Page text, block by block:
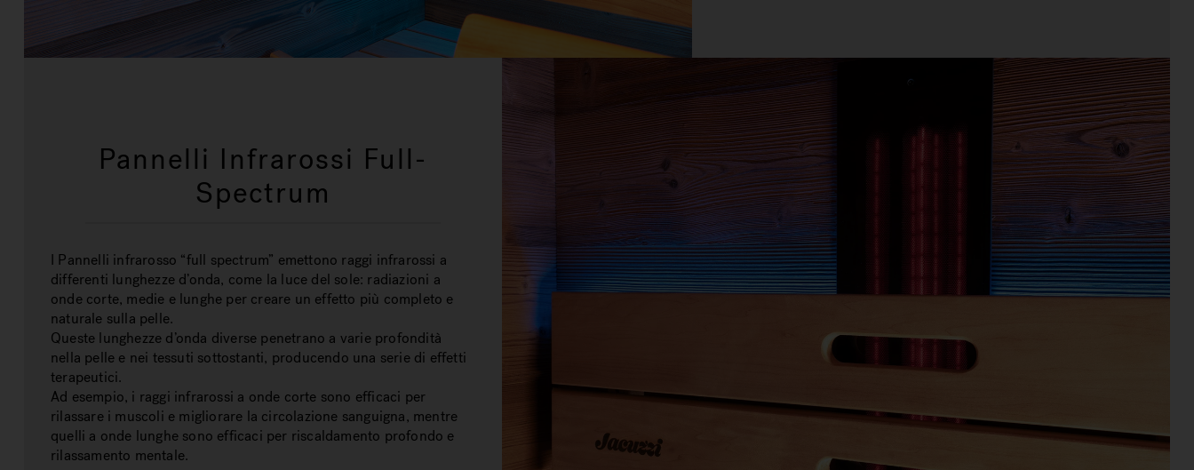
Pannelli Infrarossi Full-
Spectrum
I Pannelli infrarosso “full spectrum” emettono raggi infrarossi a
differenti lunghezze d’onda, come la luce del sole: radiazioni a
onde corte, medie e lunghe per creare un effetto più completo e
naturale sulla pelle.
Queste lunghezze d’onda diverse penetrano a varie profondità
nella pelle e nei tessuti sottostanti, producendo una serie di effetti
terapeutici.
Ad esempio, i raggi infrarossi a onde corte sono efficaci per
rilassare i muscoli e migliorare la circolazione sanguigna, mentre
quelli a onde lunghe sono efficaci per riscaldamento profondo e
rilassamento mentale.